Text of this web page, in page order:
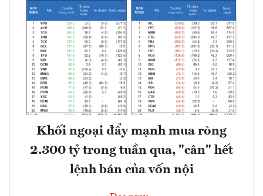
Khối ngoại đẩy mạnh mua ròng
2.300 tỷ trong tuần qua, "cân" hết
lệnh bán của vốn nội